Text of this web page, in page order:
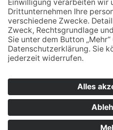
Beantwortung meiner
können sich auch
Lehrkräfte wenden:
Franz Huber =
Namen finden Sie